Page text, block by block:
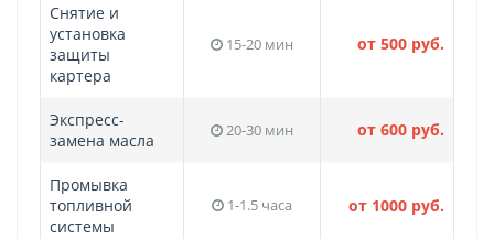
Снятие и
установка
защиты
картера
15-20 мин от 500 руб.
Экспресс-
замена масла
20-30 мин от 600 руб.
Промывка
топливной
системы
1-1.5 часа от 1000 руб.